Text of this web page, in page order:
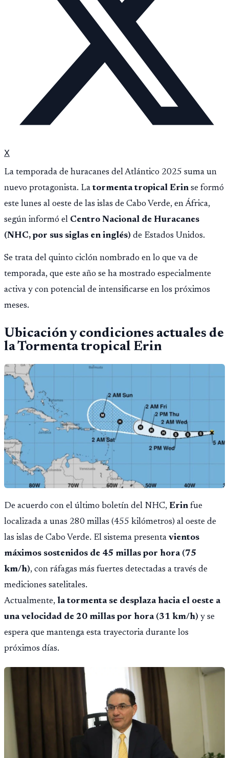
X
La temporada de huracanes del Atlántico 2025 suma un
nuevo protagonista. Latormenta tropical Erin se formó
este lunes al oeste de las islas de Cabo Verde, en África,
según informó el Centro Nacional de Huracanes
(NHC, por sus siglas en inglés) de Estados Unidos.
Se trata del quinto ciclón nombrado en lo que va de
temporada, que este año se ha mostrado especialmente
activa y con potencial de intensificarse en los próximos
meses.
Ubicación y condiciones actuales de
la Tormenta tropical Erin
De acuerdo con el último boletín del NHC, Erin fue
localizada a unas 280 millas (455 kilómetros) al oeste de
las islas de Cabo Verde. El sistema presenta vientos
máximos sostenidos de 45 millas por hora (75
km/h), con ráfagas más fuertes detectadas a través de
mediciones satelitales.
Actualmente, la tormenta se desplaza hacia el oeste a
una velocidad de 20 millas por hora (31 km/h) y se
espera que mantenga esta trayectoria durante los
próximos días.